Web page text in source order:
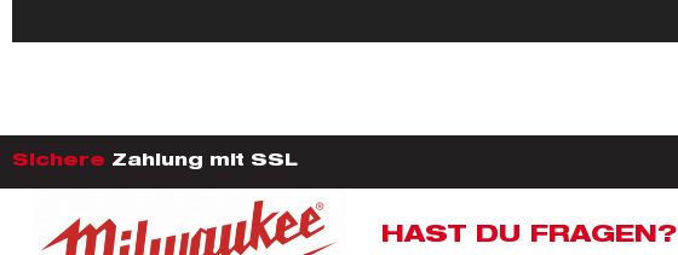
Sichere Zahlung mit SSL
HAST DU FRAGEN?